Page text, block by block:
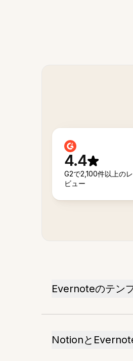
4.4
G2で2,100件以上のレ
ビュー
Evernoteのテン
Notionと